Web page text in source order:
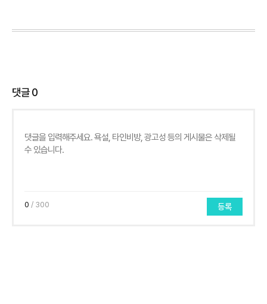
댓글0
0 / 300 등록